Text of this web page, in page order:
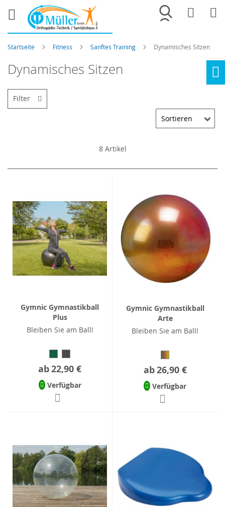
Merkliste
Startseite Fitness Sanftes Training Dynamisches Sitzen
Dynamisches Sitzen
8Artikel
Gymnic Gymnastikball
Plus
Bleiben Sie am Ball!
ab22,90 €
Verfügbar
Gymnic Gymnastikball
Arte
Bleiben Sie am Ball!
ab26,90 €
Verfügbar
Filter